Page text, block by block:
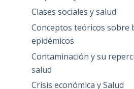
Clases sociales y salud
Conceptos teóricos sobre
epidémicos
Contaminación y su
salud
Crisis económica y Salud